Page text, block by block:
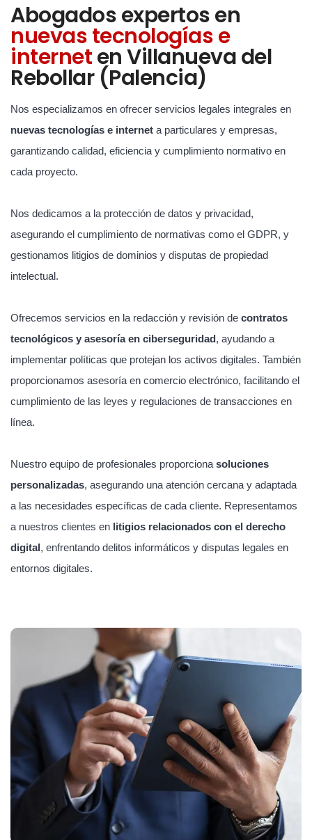
Abogados expertos en
nuevas tecnologías e
interneten Villanueva del
Rebollar (Palencia)
Nos especializamos en ofrecer servicios legales integrales en
nuevas tecnologías e internet a particulares y empresas,
garantizando calidad, eficiencia y cumplimiento normativo en
cada proyecto.
Nos dedicamos a la protección de datos y privacidad,
asegurando el cumplimiento de normativas como el GDPR, y
gestionamos litigios de dominios y disputas de propiedad
intelectual.
Ofrecemos servicios en la redacción y revisión de contratos
tecnológicos y asesoría en ciberseguridad, ayudando a
implementar políticas que protejan los activos digitales. También
proporcionamos asesoría en comercio electrónico, facilitando el
cumplimiento de las leyes y regulaciones de transacciones en
línea.
Nuestro equipo de profesionales proporciona soluciones
personalizadas, asegurando una atención cercana y adaptada
a las necesidades específicas de cada cliente. Representamos
a nuestros clientes en litigios relacionados con el derecho
digital, enfrentando delitos informáticos y disputas legales en
entornos digitales.